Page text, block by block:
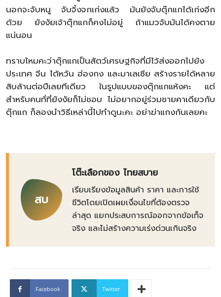
นอกจะจับหนู จับจิ้งจกเก่งแล้ว มันยังจับตุ๊กแกได้เก่งอีก
ด้วย ยังงัยเจ้าตุ๊กแกก็คงไม่อยู่ ถ้าแมวจับมันได้คงตาย
แน่นอน
ทราบไหมคะว่าตุ๊กแกเป็นสัตว์เศรษฐกิจที่มีไว้ส่งออกไปยัง
ประเทศ จีน ไต้หวัน ฮ่องกง และมาเลเซีย สร้างรายได้หลาย
สิบล้านต่อปีเลยทีเดียว ในรูปแบบของตุ๊กแกแห้งคะ แต่
สำหรับคนทั่ที่ยังงัยก็ไม่ชอบ ไม่อยากอยู่ร่วมชายคาเดียวกับ
ตุ๊กแก ก็ลองนำวิธีเหล่านี้ไปทำดูนะคะ อย่าฆ่าแกงกันเลยคะ
สบ
โต๊ะเลือกของ ไทยสบาย
เรียบเรียงข้อมูลสินค้า ราคา และการใช้
ชีวิตโดยเปิดเผยเงื่อนไขที่ต้องตรวจ
ล่าสุด แยกประสบการณ์ออกจากข้อเท็จ
จริง และไม่สร้างความเร่งด่วนเกินจริง
Facebook Twitter